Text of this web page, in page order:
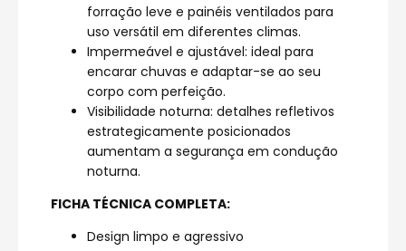
forração leve e painéis ventilados para
uso versátil em diferentes climas.
Impermeável e ajustável: ideal para
encarar chuvas e adaptar-se ao seu
corpo com perfeição.
Visibilidade noturna: detalhes refletivos
estrategicamente posicionados
aumentam a segurança em condução
noturna.
FICHA TÉCNICA COMPLETA:
Design limpo e agressivo